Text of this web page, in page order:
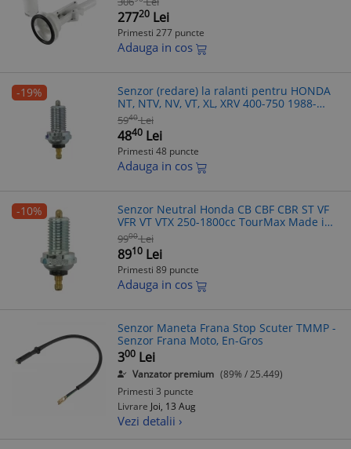
27720 Lei
Primesti 277 puncte
Adauga in cos
-19%
Senzor (redare) la ralanti pentru HONDA
NT, NTV, NV, VT, XL, XRV 400-750 1988-
2011
5940 Lei
4840 Lei
Primesti 48 puncte
Adauga in cos
-10%
Senzor Neutral Honda CB CBF CBR ST VF
VFR VT VTX 250-1800cc TourMax Made in
Japan OEM 35600-KE8-003
9900 Lei
8910 Lei
Primesti 89 puncte
Adauga in cos
Senzor Maneta Frana Stop Scuter TMMP -
Senzor Frana Moto, En-Gros
300 Lei
Vanzator premium (89% / 25.449)
Primesti 3 puncte
Livrare Joi, 13 Aug
Vezi detalii ›